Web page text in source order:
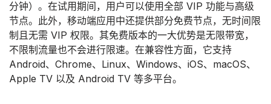
分钟）。在试用期间，用户可以使用全部 VIP 功能与高级
节点。此外，移动端应用中还提供部分免费节点，无时间限
制且无需 VIP 权限。其免费版本的一大优势是无限带宽，
不限制流量也不会进行限速。在兼容性方面，它支持
Android、Chrome、Linux、Windows、iOS、macOS、
Apple TV 以及 Android TV 等多平台。